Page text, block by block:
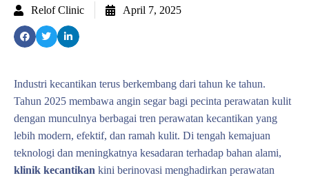
Relof Clinic April 7, 2025
Industri kecantikan terus berkembang dari tahun ke tahun.
Tahun 2025 membawa angin segar bagi pecinta perawatan kulit
dengan munculnya berbagai tren perawatan kecantikan yang
lebih modern, efektif, dan ramah kulit. Di tengah kemajuan
teknologi dan meningkatnya kesadaran terhadap bahan alami,
klinik kecantikan kini berinovasi menghadirkan perawatan